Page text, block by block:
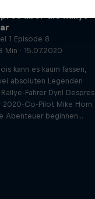
1 Episode 8
Min · 15.07.2020
kann es kaum fassen,
absoluten Legenden
Fahrer Dyril Despres
2020-Co-Pilot Mike Horn.
Abenteuer beginnen...